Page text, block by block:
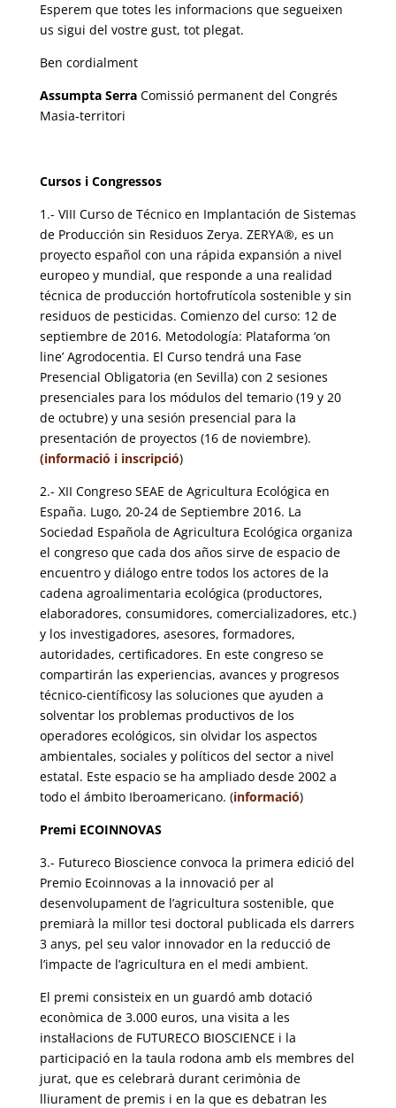
Esperem que totes les informacions que segueixen
us sigui del vostre gust, tot plegat.
Ben cordialment
Assumpta SerraComissió permanent del Congrés
Masia-territori
Cursos i Congressos
1.- VIII Curso de Técnico en Implantación de Sistemas
de Producción sin Residuos Zerya. ZERYA®, es un
proyecto español con una rápida expansión a nivel
europeo y mundial, que responde a una realidad
técnica de producción hortofrutícola sostenible y sin
residuos de pesticidas. Comienzo del curso: 12 de
septiembre de 2016. Metodología: Plataforma ‘on
line’ Agrodocentia. El Curso tendrá una Fase
Presencial Obligatoria (en Sevilla) con 2 sesiones
presenciales para los módulos del temario (19 y 20
de octubre) y una sesión presencial para la
presentación de proyectos (16 de noviembre).
(informació i inscripció)
2.- XII Congreso SEAE de Agricultura Ecológica en
España. Lugo, 20-24 de Septiembre 2016. La
Sociedad Española de Agricultura Ecológica organiza
el congreso que cada dos años sirve de espacio de
encuentro y diálogo entre todos los actores de la
cadena agroalimentaria ecológica (productores,
elaboradores, consumidores, comercializadores, etc.)
y los investigadores, asesores, formadores,
autoridades, certificadores. En este congreso se
compartirán las experiencias, avances y progresos
técnico-científicosy las soluciones que ayuden a
solventar los problemas productivos de los
operadores ecológicos, sin olvidar los aspectos
ambientales, sociales y políticos del sector a nivel
estatal. Este espacio se ha ampliado desde 2002 a
todo el ámbito Iberoamericano. (informació)
Premi ECOINNOVAS
3.- Futureco Bioscience convoca la primera edició del
Premio Ecoinnovas a la innovació per al
desenvolupament de l’agricultura sostenible, que
premiarà la millor tesi doctoral publicada els darrers
3 anys, pel seu valor innovador en la reducció de
l’impacte de l’agricultura en el medi ambient.
El premi consisteix en un guardó amb dotació
econòmica de 3.000 euros, una visita a les
instal·lacions de FUTURECO BIOSCIENCE i la
participació en la taula rodona amb els membres del
jurat, que es celebrarà durant cerimònia de
lliurament de premis i en la que es debatran les